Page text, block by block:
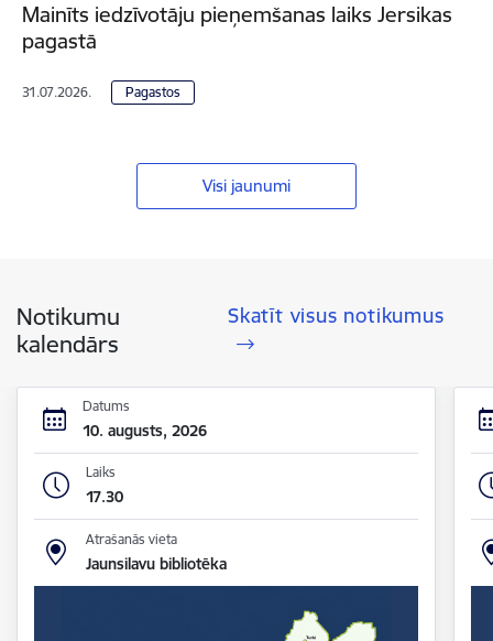
Mainīts iedzīvotāju pieņemšanas laiks Jersikas
pagastā
31.07.2026. Pagastos
Visi jaunumi
Notikumu
kalendārs
Skatīt visus notikumus
Datums
10. augusts, 2026
Laiks
17.30
Atrašanās vieta
Jaunsilavu bibliotēka